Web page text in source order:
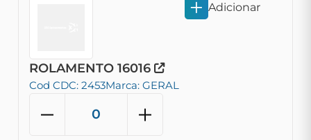
ROLAMENTO 16016
Cod CDC: 2453Marca: GERAL
Adicionar